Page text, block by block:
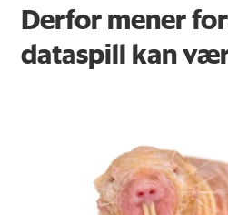
Derfor mener
dataspill kan